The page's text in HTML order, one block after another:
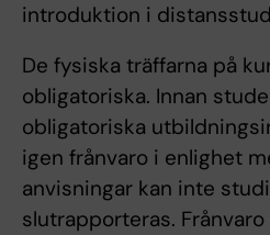
introduktion i
De fysiska träffarna på
obligatoriska. Innan
obligatoriska
igen frånvaro i enlighet
anvisningar kan inte
slutrapporteras.